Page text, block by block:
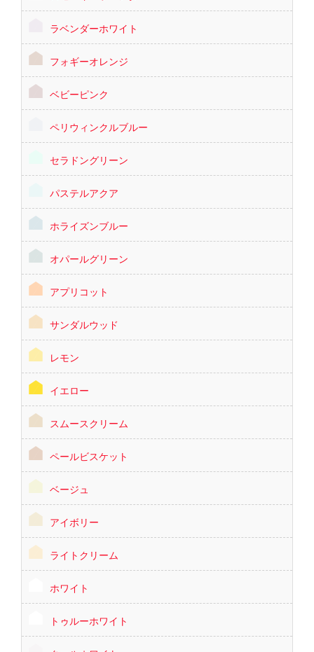
ラベンダーホワイト
フォギーオレンジ
ベビーピンク
ペリウィンクルブルー
セラドングリーン
パステルアクア
ホライズンブルー
オパールグリーン
アプリコット
サンダルウッド
レモン
イエロー
スムースクリーム
ペールビスケット
ベージュ
アイボリー
ライトクリーム
ホワイト
トゥルーホワイト